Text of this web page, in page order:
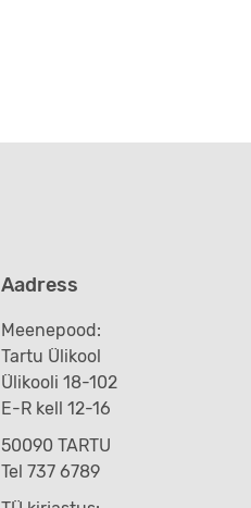
Aadress
Meenepood:
Tartu Ülikool
Ülikooli 18-102
E-R kell 12-16
50090 TARTU
Tel 737 6789